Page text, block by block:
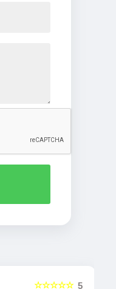
5
☆☆☆☆☆